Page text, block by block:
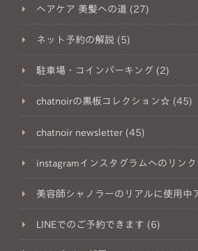
ヘアケア 美髪への道 (27)
ネット予約の解説 (5)
駐車場・コインパーキング (2)
chatnoirの黒板コレクション☆ (45)
chatnoir newsletter (45)
instagramインスタグラムへのリン
美容師シャノラーのリアルに使用
LINEでのご予約できます (6)